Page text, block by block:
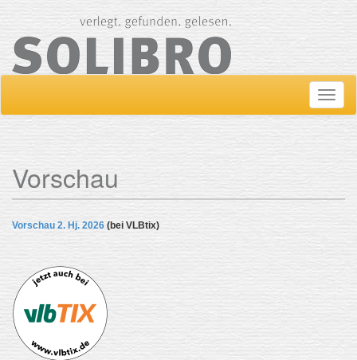
ein-/
Vorschau
Vorschau 2. Hj. 2026 (bei VLBtix)